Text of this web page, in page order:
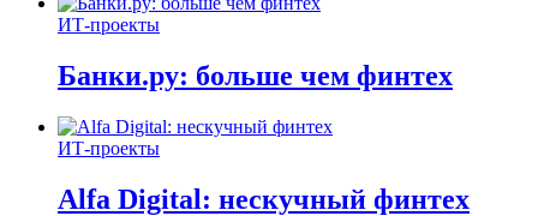
ИТ-проекты
Банки.ру: больше чем финтех
ИТ-проекты
Alfa Digital: нескучный финтех